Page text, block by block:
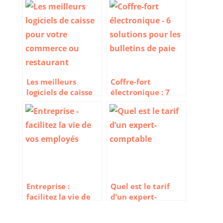
Les meilleurs
logiciels de caisse
pour votre
commerce ou
restaurant
Coffre-fort
électronique : 7
solutions pour les
bulletins de paie
Entreprise :
facilitez la vie de
Quel est le tarif
d’un expert-